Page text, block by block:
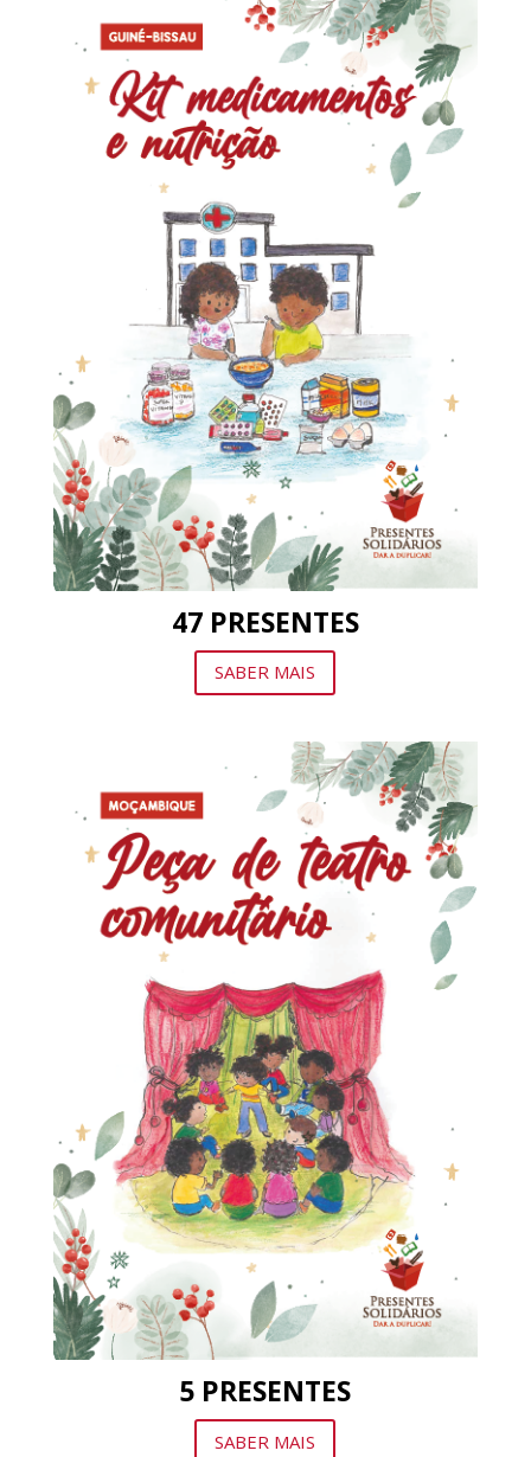
47 PRESENTES
SABER MAIS
5 PRESENTES
SABER MAIS